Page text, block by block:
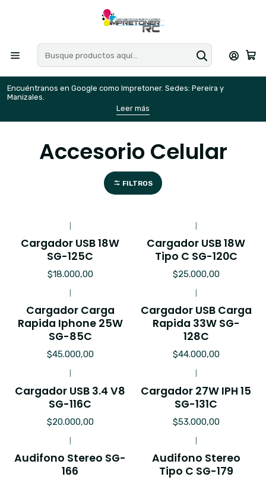
Encuéntranos en Google como Impretoner. Sedes: Pereira y
Manizales.
Leer más
Accesorio Celular
FILTROS
Cargador USB 18W
SG-125C
$18.000,00
Cargador USB 18W
Tipo C SG-120C
$25.000,00
Cargador Carga
Rapida Iphone 25W
SG-85C
$45.000,00
Cargador USB Carga
Rapida 33W SG-
128C
$44.000,00
Cargador USB 3.4 V8
SG-116C
$20.000,00
Cargador 27W IPH 15
SG-131C
$53.000,00
Audifono Stereo SG-
166
Audifono Stereo
Tipo C SG-179